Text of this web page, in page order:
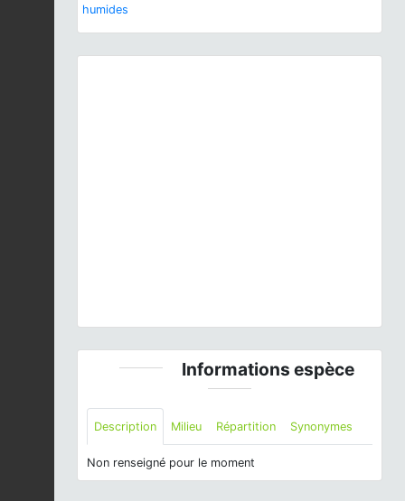
humides
Informations espèce
Description Milieu Répartition Synonymes
Non renseigné pour le moment